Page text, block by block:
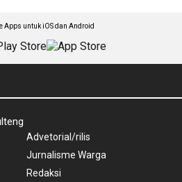
Apps untuk iOS dan Android
Advetorial/rilis
Jurnalisme Warga
Redaksi